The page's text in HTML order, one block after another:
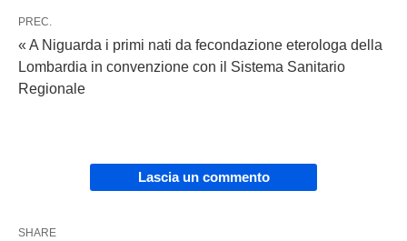
PREC.
« A Niguarda i primi nati da fecondazione eterologa della
Lombardia in convenzione con il Sistema Sanitario
Regionale
Lascia un commento
SHARE